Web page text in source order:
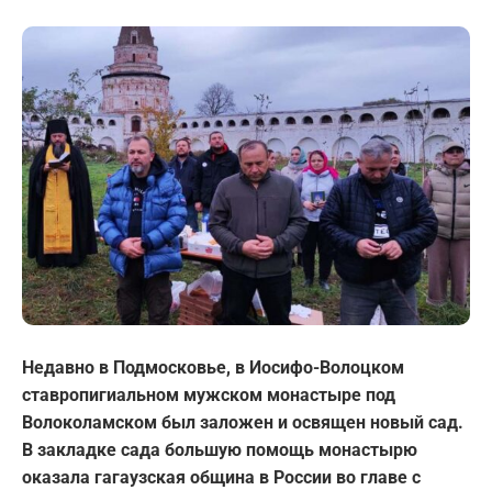
Недавно в Подмосковье, в Иосифо-Волоцком
ставропигиальном мужском монастыре под
Волоколамском был заложен и освящен новый сад.
В закладке сада большую помощь монастырю
оказала гагаузская община в России во главе с